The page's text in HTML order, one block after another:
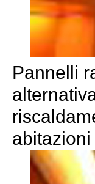
Pannelli
abitazioni